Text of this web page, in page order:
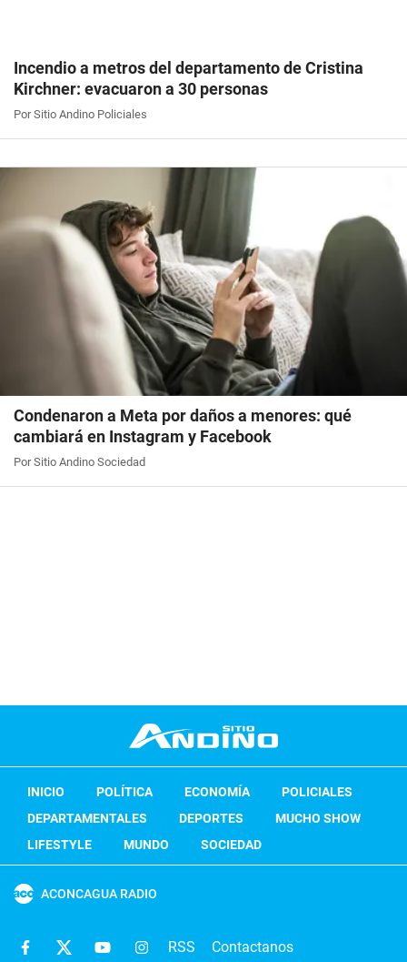
Incendio a metros del departamento de Cristina
Kirchner: evacuaron a 30 personas
Por Sitio Andino Policiales
Condenaron a Meta por daños a menores: qué
cambiará en Instagram y Facebook
Por Sitio Andino Sociedad
INICIO POLÍTICA ECONOMÍA
POLICIALES
DEPARTAMENTALES
DEPORTES
MUCHO SHOW
LIFESTYLE
MUNDO SOCIEDAD
ACONCAGUA RADIO
RSS Contactanos